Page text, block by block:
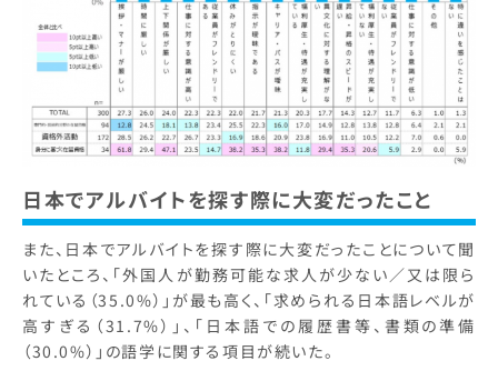
日本でアルバイトを探す際に大変だったこと
また、日本でアルバイトを探す際に大変だったことについて聞
いたところ、「外国人が勤務可能な求人が少ない／又は限ら
れている（35.0%）」が最も高く、「求められる日本語レベルが
高すぎる（31.7%）」、「日本語での履歴書等、書類の準備
（30.0%）」の語学に関する項目が続いた。